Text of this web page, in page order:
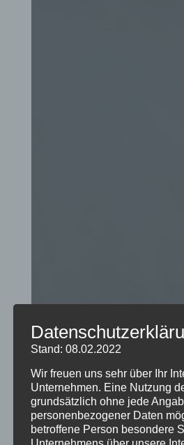
Stand: 08.02.2022
Wir freuen uns sehr über Ihr
Unternehmen. Eine Nutzung
grundsätzlich ohne jede
personenbezogener Daten
betroffene Person besondere